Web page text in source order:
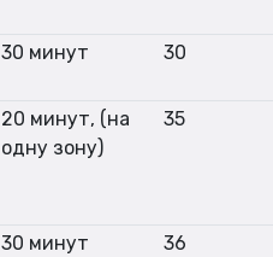
30 минут 30
20 минут, (на
одну зону)
35
30 минут
36